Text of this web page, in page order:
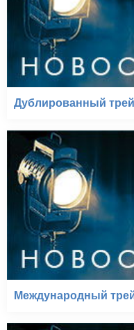
Дублированный
Международный